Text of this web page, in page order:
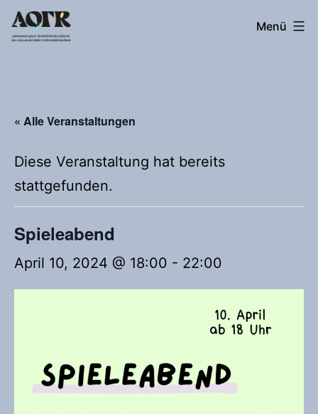
Zum
Inhalt
Autonomes
Menü
« Alle Veranstaltungen
Diese Veranstaltung hat bereits
stattgefunden.
Spieleabend
April 10, 2024 @ 18:00 - 22:00